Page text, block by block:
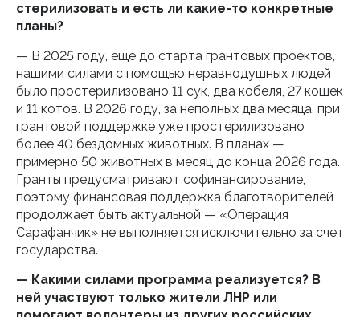
стерилизовать и есть ли какие-то конкретные
планы?
— В 2025 году, еще до старта грантовых проектов,
нашими силами с помощью неравнодушных людей
было простерилизовано 11 сук, два кобеля, 27 кошек
и 11 котов. В 2026 году, за неполных два месяца, при
грантовой поддержке уже простерилизовано
более 40 бездомных животных. В планах —
примерно 50 животных в месяц до конца 2026 года.
Гранты предусматривают софинансирование,
поэтому финансовая поддержка благотворителей
продолжает быть актуальной — «Операция
Сарафанчик» не выполняется исключительно за счет
государства.
— Какими силами программа реализуется? В
ней участвуют только жители ЛНР или